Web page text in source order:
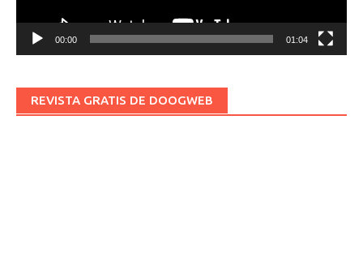
00:00 01:04
REVISTA GRATIS DE DOOGWEB